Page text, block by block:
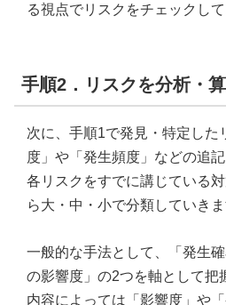
る視点でリスクをチェックして
手順2．リスクを分析・
次に、手順1で発見・特定した
度」や「発生頻度」などの追
各リスクをすでに講じている
ら大・中・小で分類していきま
一般的な手法として、「発生
の影響度」の2つを軸として把
内容によっては「影響度」や